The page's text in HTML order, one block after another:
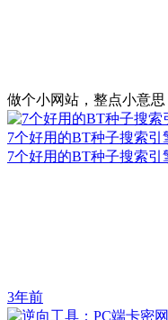
做个小网站，整点小意思
7个好用的BT种子搜索引
7个好用的BT种子搜索引
3年前